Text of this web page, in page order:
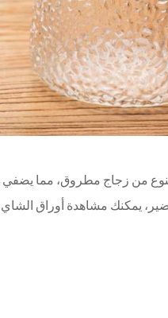
من زجاج مطروق، مما يضفي
يمكنك مشاهدة أوراق